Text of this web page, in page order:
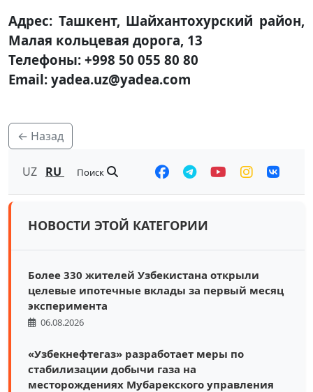
Адрес: Ташкент, Шайхантохурский район,
Малая кольцевая дорога, 13
Телефоны: +998 50 055 80 80
Email: yadea.uz@yadea.com
← Назад
UZ RU Поиск
НОВОСТИ ЭТОЙ КАТЕГОРИИ
Более 330 жителей Узбекистана открыли
целевые ипотечные вклады за первый месяц
эксперимента
06.08.2026
«Узбекнефтегаз» разработает меры по
стабилизации добычи газа на
месторождениях Мубарекского управления